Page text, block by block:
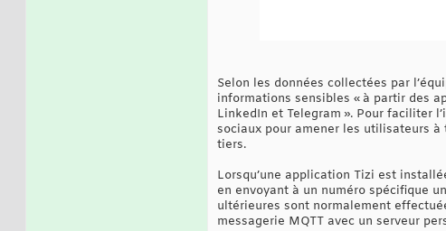
Selon les données collectées par
informations sensibles « à partir des
LinkedIn et Telegram ». Pour faciliter
sociaux pour amener les utilisateurs
tiers.
Lorsqu’une application Tizi est
en envoyant à un numéro spécifique
ultérieures sont normalement
messagerie MQTT avec un serveur